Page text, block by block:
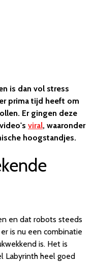
is dan vol stress
prima tijd heeft om
Er gingen deze
viral, waaronder
hoogstandjes.
en dat robots steeds
is nu een combinatie
is. Het is
Labyrinth heel goed